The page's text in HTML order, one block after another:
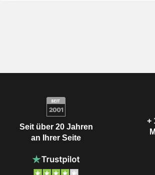
Seit über 20 Jahren
an Ihrer Seite
+